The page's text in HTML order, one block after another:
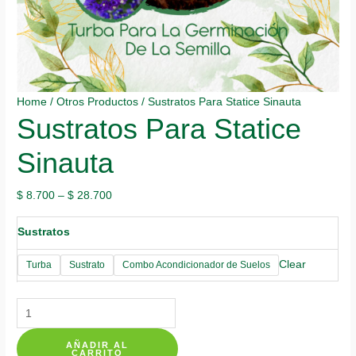
Home /Otros Productos / Sustratos Para Statice Sinauta
Sustratos Para Statice
Sinauta
$ 8.700 –$ 28.700
Sustratos
Turba Sustrato Combo Acondicionador de Suelos Clear
Sustratos
Para
Statice
AÑADIR AL
CARRITO